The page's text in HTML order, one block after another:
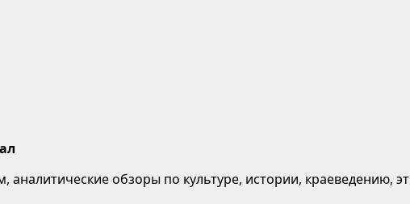
обзоры по культуре, истории, краеведению,